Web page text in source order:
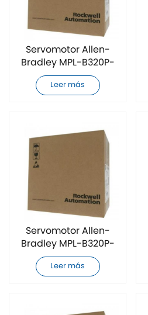
Servomotor Allen-
Bradley MPL-B320P-
RJ74AA
completamente
Leer más
Servomotor Allen-
Bradley MPL-B320P-
MK74AA
completamente
Leer más